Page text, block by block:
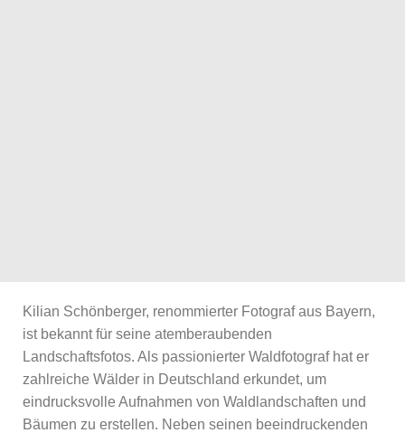
Kilian Schönberger, renommierter Fotograf aus Bayern,
ist bekannt für seine atemberaubenden
Landschaftsfotos. Als passionierter Waldfotograf hat er
zahlreiche Wälder in Deutschland erkundet, um
eindrucksvolle Aufnahmen von Waldlandschaften und
Bäumen zu erstellen. Neben seinen beeindruckenden